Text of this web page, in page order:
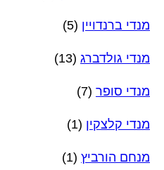
מנדי ברנדויין (5)
מנדי גולדברג (13)
מנדי סופר (7)
מנדי קלצקין (1)
מנחם הורביץ (1)